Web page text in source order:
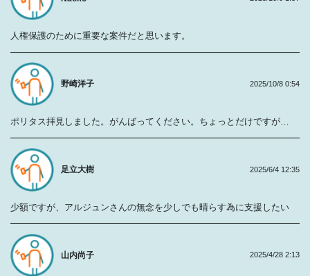
人権保護のために重要な案件だと思います。
野崎洋子
ポリタス拝見しました。がんばってください。ちょっとだけですが…
2025/10/8 0:54
足立大樹
少額ですが、アルジュンさんの無念を少しでも晴らす為に支援したい
2025/6/4 12:35
山内尚子 2025/4/28 2:13